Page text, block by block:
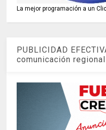
La mejor programación a un
PUBLICIDAD
comunicación